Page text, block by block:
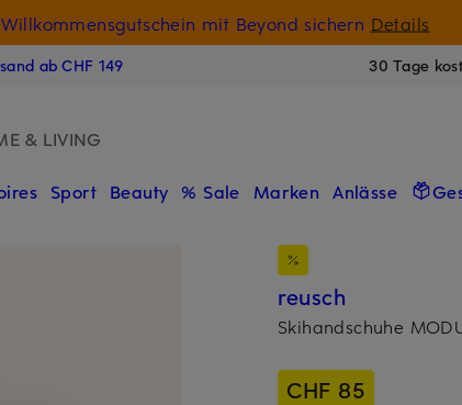
mit Beyond sichern Details
ab CHF 149 30 Tage
& LIVING
Sport Beauty % Sale Marken Anlässe
reusch
Skihandschuhe
CHF 85